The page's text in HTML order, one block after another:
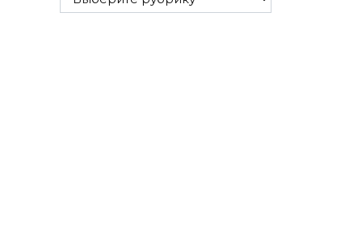
рубрики